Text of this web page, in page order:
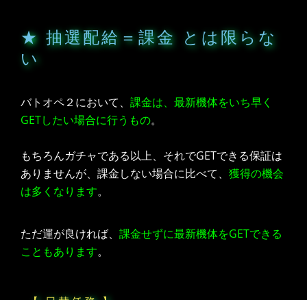
★ 抽選配給＝課金 とは限らな
い
バトオペ２において、 課金は、最新機体をいち早く
GETしたい場合に行うもの。
もちろんガチャである以上、それでGETできる保証は
ありませんが、課金しない場合に比べて、 獲得の機会
は多くなります。
ただ運が良ければ、 課金せずに最新機体をGETできる
こともあります。